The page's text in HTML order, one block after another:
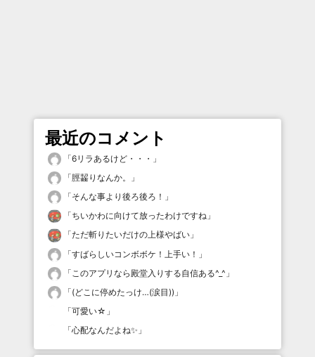
最近のコメント
「6リラあるけど・・・ 」
「脛齧りなんか。
」
「そんな事より後ろ後ろ！ 」
「ちいかわに向けて放ったわけですね 」
「ただ斬りたいだけの上様やばい 」
「すばらしいコンボボケ！上手い！ 」
「 このアプリなら殿堂入りする自信ある^_^ 」
「(どこに停めたっけ…(涙目)) 」
「可愛い☆ 」
「心配なんだよね✨ 」